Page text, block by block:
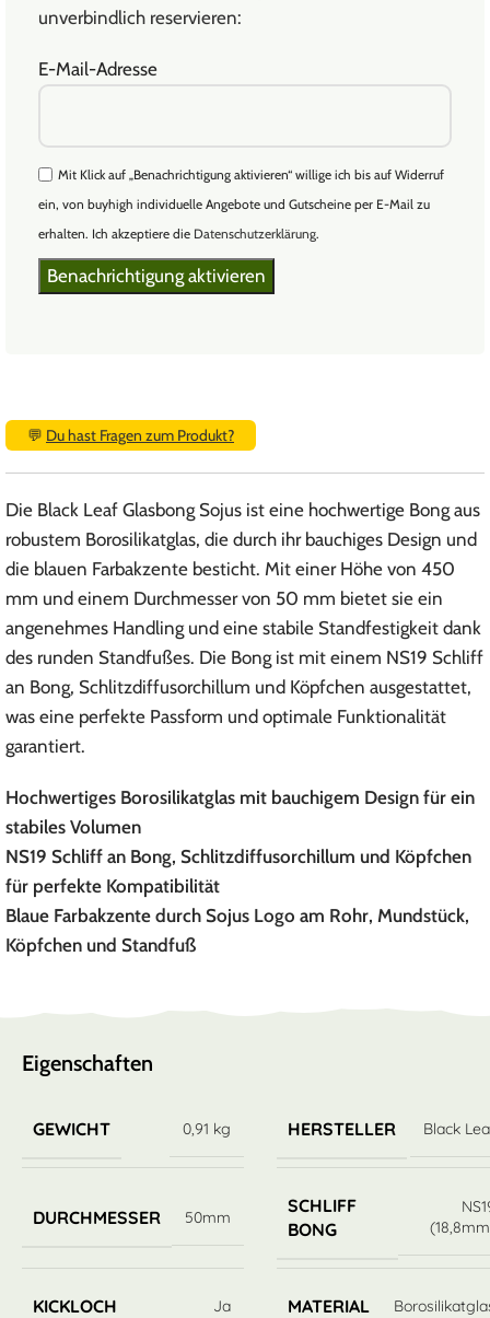
unverbindlich reservieren:
E-Mail-Adresse
Mit Klick auf „Benachrichtigung aktivieren“ willige ich bis auf Widerruf
ein, von buyhigh individuelle Angebote und Gutscheine per E-Mail zu
erhalten. Ich akzeptiere die Datenschutzerklärung.
💬 Du hast Fragen zum Produkt?
Die Black Leaf Glasbong Sojus ist eine hochwertige Bong aus
robustem Borosilikatglas, die durch ihr bauchiges Design und
die blauen Farbakzente besticht. Mit einer Höhe von 450
mm und einem Durchmesser von 50 mm bietet sie ein
angenehmes Handling und eine stabile Standfestigkeit dank
des runden Standfußes. Die Bong ist mit einem NS19 Schliff
an Bong, Schlitzdiffusorchillum und Köpfchen ausgestattet,
was eine perfekte Passform und optimale Funktionalität
garantiert.
Hochwertiges Borosilikatglas mit bauchigem Design für ein
stabiles Volumen
NS19 Schliff an Bong, Schlitzdiffusorchillum und Köpfchen
für perfekte Kompatibilität
Blaue Farbakzente durch Sojus Logo am Rohr, Mundstück,
Köpfchen und Standfuß
Eigenschaften
GEWICHT 0,91 kg HERSTELLER Black
DURCHMESSER 50mm
SCHLIFF
BONG
KICKLOCH Ja MATERIAL